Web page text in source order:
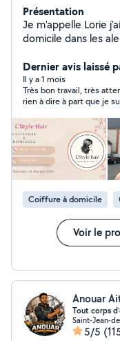
Présentation
Je m'appelle Lorie
domicile dans les
Dernier avis laissé
Il y a 1 mois
Très bon travail, très
rien à dire à part que je
Coiffure à domicile
Voir le
Anouar
Tout corps
5/5